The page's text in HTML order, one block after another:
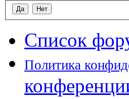
Список
Политика